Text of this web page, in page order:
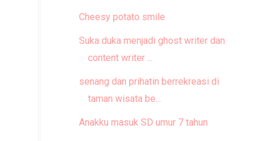
Cheesy potato smile
Suka duka menjadi ghost writer dan
content writer ...
senang dan prihatin berrekreasi di
taman wisata be...
Anakku masuk SD umur 7 tahun